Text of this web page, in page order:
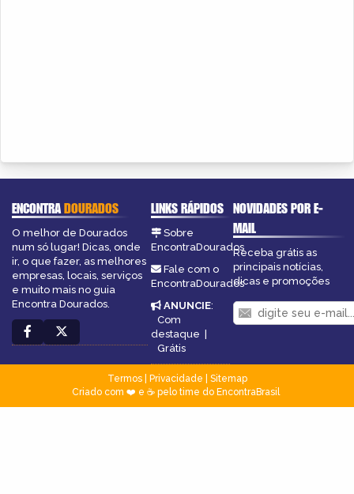
ENCONTRADOURADOS
O melhor de Dourados
num só lugar! Dicas, onde
ir, o que fazer, as melhores
empresas, locais, serviços
e muito mais no guia
Encontra Dourados.
LINKS RÁPIDOS
Sobre
EncontraDourados
Fale com o
EncontraDourados
ANUNCIE:
Com
destaque |
Grátis
NOVIDADES POR E-
MAIL
Receba grátis as
principais notícias,
dicas e promoções
Termos| Privacidade
Sitemap
Criado com ❤️ e ☕ pelo time do EncontraBrasil